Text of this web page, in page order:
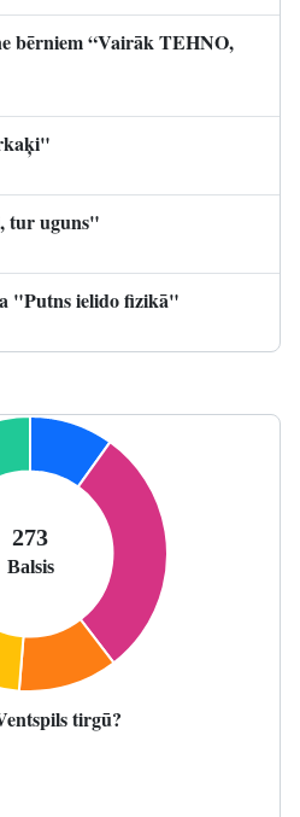
bērniem “Vairāk TEHNO,
tur uguns"
"Putns ielido fizikā"
tirgū?